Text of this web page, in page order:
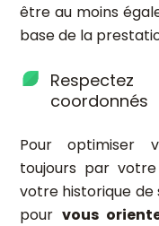
être au moins
base de la
coordonnés
Pour optimiser
toujours par votre
votre historique de
pour vous